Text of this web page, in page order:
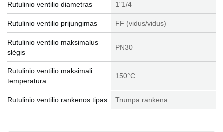
Rutulinio ventilio diametras 1"1/4
Rutulinio ventilio prijungimas FF (vidus/vidus)
Rutulinio ventilio maksimalus
slėgis
PN30
Rutulinio ventilio maksimali
temperatūra
150°C
Rutulinio ventilio rankenos tipas Trumpa rankena